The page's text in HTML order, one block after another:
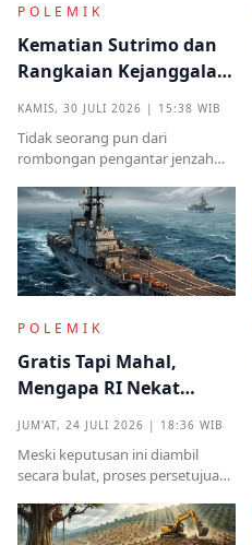
POLEMIK
Kematian Sutrimo dan
Rangkaian Kejanggalan
Kampung Halaman
KAMIS, 30 JULI 2026 | 15:38 WIB
Tidak seorang pun dari
rombongan pengantar jenzah
identitas ataupun menjelaskan
dari instansi mana.
POLEMIK
Gratis Tapi Mahal,
Mengapa RI Nekat
Induk Tua Italia?
JUM'AT, 24 JULI 2026 | 18:36 WIB
Meski keputusan ini diambil
secara bulat, proses persetujuan
kritik tajam terkait prosedur yang
mendadak serta kekhawatiran